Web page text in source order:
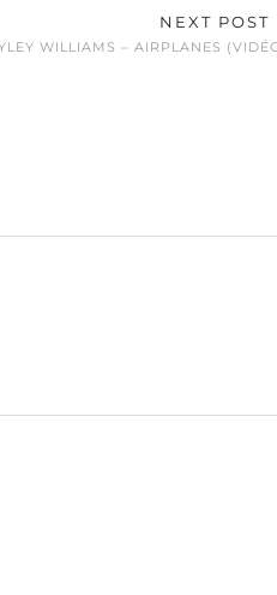
NEXT POST
WILLIAMS – AIRPLANES